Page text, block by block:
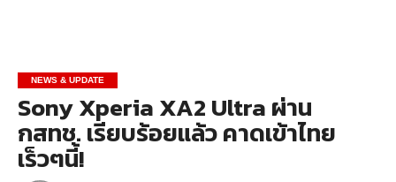
NEWS & UPDATE
Sony Xperia XA2 Ultra ผ่าน
กสทช. เรียบร้อยแล้ว คาดเข้าไทย
เร็วๆนี้!